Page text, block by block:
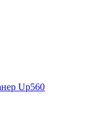
Up560